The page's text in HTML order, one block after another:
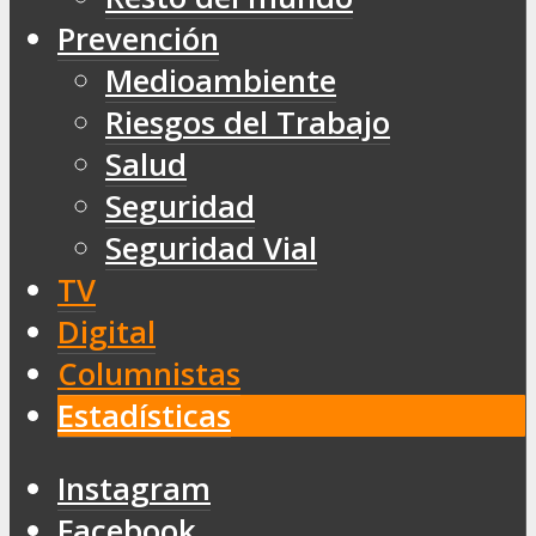
Prevención
Medioambiente
Riesgos del Trabajo
Salud
Seguridad
Seguridad Vial
TV
Digital
Columnistas
Estadísticas
Instagram